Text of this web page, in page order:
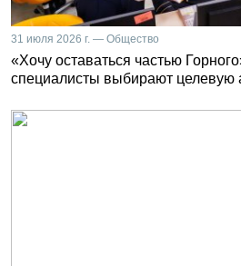
31 июля 2026 г. — Общество
«Хочу оставаться частью
специалисты выбирают целевую